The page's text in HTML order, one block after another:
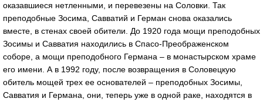
оказавшиеся нетленными, и перевезены на Соловки. Так
преподобные Зосима, Савватий и Герман снова оказались
вместе, в стенах своей обители. До 1920 года мощи преподобных
Зосимы и Савватия находились в Спасо-Преображенском
соборе, а мощи преподобного Германа – в монастырском храме
его имени. А в 1992 году, после возвращения в Соловецкую
обитель мощей трех ее основателей – преподобных Зосимы,
Савватия и Германа, они, теперь уже в одной раке, находятся в